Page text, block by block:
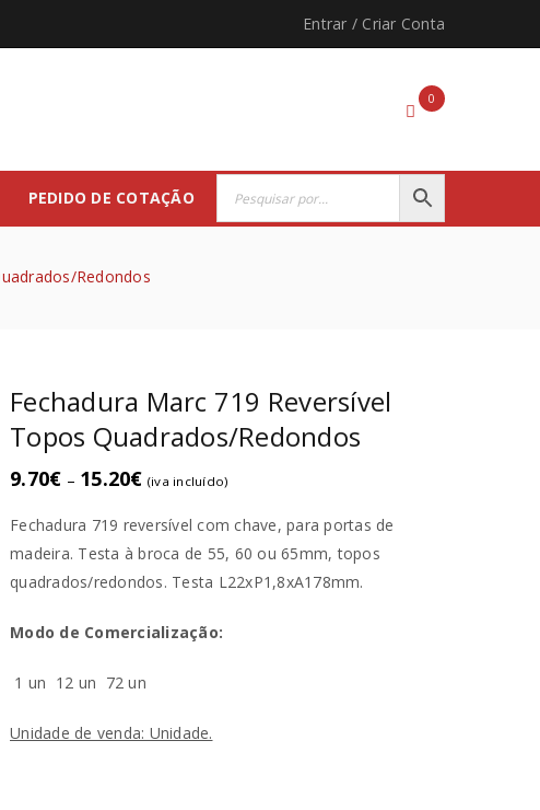
Entrar / Criar Conta
0
PEDIDO DE COTAÇÃO
Redondos
Fechadura Marc 719 Reversível
Topos Quadrados/Redondos
9.70€ – 15.20€ (iva incluído)
Fechadura 719 reversível com chave, para portas de
madeira. Testa à broca de 55, 60 ou 65mm, topos
quadrados/redondos. Testa L22xP1,8xA178mm.
Modo de Comercialização:
1 un 12 un 72 un
Unidade de venda: Unidade.